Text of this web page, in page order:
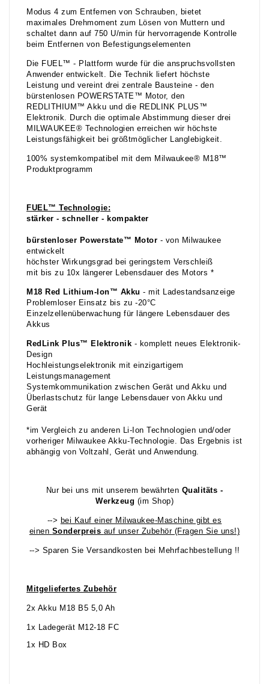
Modus 4 zum Entfernen von Schrauben, bietet
maximales Drehmoment zum Lösen von Muttern und
schaltet dann auf 750 U/min für hervorragende Kontrolle
beim Entfernen von Befestigungselementen
Die FUEL™ - Plattform wurde für die anspruchsvollsten
Anwender entwickelt. Die Technik liefert höchste
Leistung und vereint drei zentrale Bausteine - den
bürstenlosen POWERSTATE™ Motor, den
REDLITHIUM™ Akku und die REDLINK PLUS™
Elektronik. Durch die optimale Abstimmung dieser drei
MILWAUKEE® Technologien erreichen wir höchste
Leistungsfähigkeit bei größtmöglicher Langlebigkeit.
100% systemkompatibel mit dem Milwaukee® M18™
Produktprogramm
FUEL™ Technol ogie:
stärker - schneller - kompakter
bürstenloser Powerstate ™ Motor - von Milwaukee
entwickelt
höchster Wirkungsgrad bei geringstem Verschleiß
mit bis zu 10x längerer Lebensdauer des Motors *
M18 Red Lithium-Ion ™ Akku - mit Ladestandsanzeige
Problemloser Einsatz bis zu -20°C
Einzelzellenüberwachung für längere Lebensdauer des
Akkus
RedLink Plus™ Elektronik - komplett neues Elektronik-
Design
Hochleistungselektronik mit einzigartigem
Leistungsmanagement
Systemkommunikation zwischen Gerät und Akku und
Überlastschutz für lange Lebensdauer von Akku und
Gerät
*im Vergleich zu anderen Li-Ion Technologien und/oder
vorheriger Milwaukee Akku-Technologie. Das Ergebnis ist
abhängig von Voltzahl, Gerät und Anwendung.
Nur bei uns mit unserem bewährten Qualitäts -
Werkzeug (im Shop)
--> bei Kauf einer Milwaukee-Maschine gibt es
einen Sonderpreis auf unser Zubehör (Fragen Sie uns!)
--> Sparen Sie Versandkosten bei Mehrfachbestellung !!
Mitgeliefertes Zubehör
2x Akku M18 B5 5,0 Ah
1x Ladegerät M12-18 FC
1x HD Box